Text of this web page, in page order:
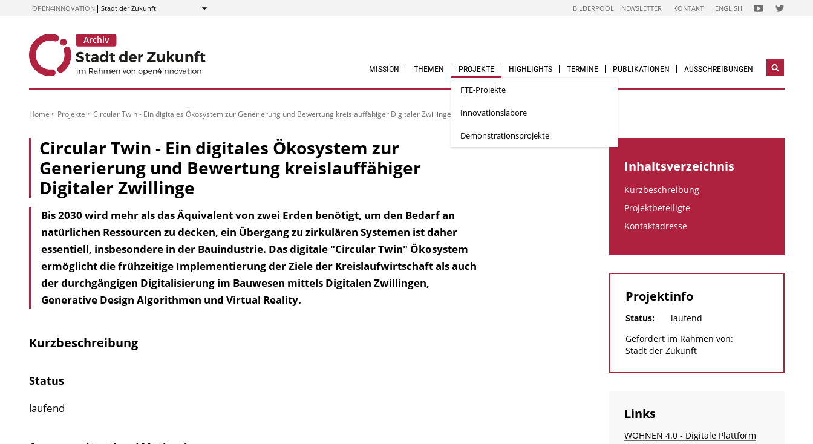
OPEN4INNOVATION Stadt der Zukunft
Anzeigen
BILDERPOOL NEWSLETTER KONTAKT ENGLISH FOLGEN
SIE
FOLGEN
SIE
MISSION THEMEN PROJEKTE
FTE-Projekte
Innovationslabore
Demonstrationsprojekte
HIGHLIGHTS TERMINE PUBLIKATIONEN AUSSCHREIBUNGEN
Home Projekte Circular Twin - Ein digitales Ökosystem zur Generierung und Bewertung kreislauffähiger Digitaler Zwillinge
Circular Twin - Ein digitales Ökosystem zur
Generierung und Bewertung kreislauffähiger
Digitaler Zwillinge
Bis 2030 wird mehr als das Äquivalent von zwei Erden benötigt, um den Bedarf an
natürlichen Ressourcen zu decken, ein Übergang zu zirkulären Systemen ist daher
essentiell, insbesondere in der Bauindustrie. Das digitale "Circular Twin" Ökosystem
ermöglicht die frühzeitige Implementierung der Ziele der Kreislaufwirtschaft als auch
der durchgängigen Digitalisierung im Bauwesen mittels Digitalen Zwillingen,
Generative Design Algorithmen und Virtual Reality.
Kurzbeschreibung
Status
laufend
Inhaltsverzeichnis
Kurzbeschreibung
Projektbeteiligte
Kontaktadresse
Projektinfo
Status:
laufend
Gefördert im Rahmen von:
Stadt der Zukunft
Links
WOHNEN 4.0 - Digitale Plattform